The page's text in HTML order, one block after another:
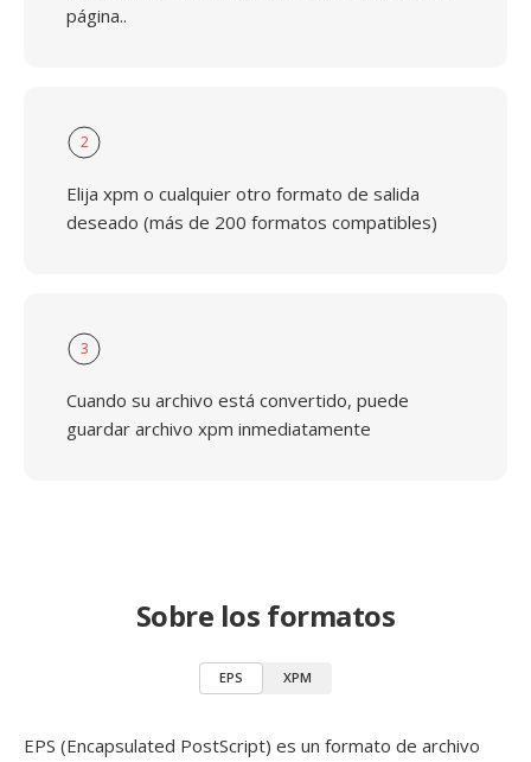
página..
2
Elija xpm o cualquier otro formato de salida
deseado (más de 200 formatos compatibles)
3
Cuando su archivo está convertido, puede
guardar archivo xpm inmediatamente
Sobre los formatos
EPS XPM
EPS (Encapsulated PostScript) es un formato de archivo